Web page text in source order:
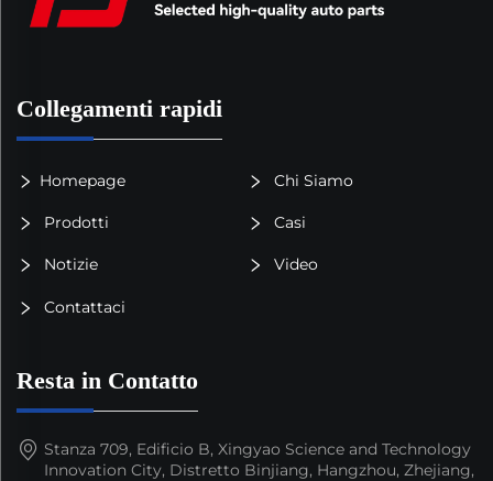
Collegamenti rapidi
Homepage Chi Siamo
Prodotti Casi
Notizie Video
Contattaci
Resta in Contatto
Stanza 709, Edificio B, Xingyao Science and Technology
Innovation City, Distretto Binjiang, Hangzhou, Zhejiang,